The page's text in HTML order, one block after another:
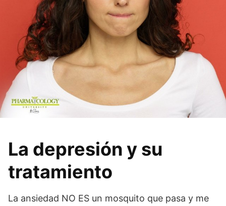
La depresión y su
tratamiento
La ansiedad NO ES un mosquito que pasa y me